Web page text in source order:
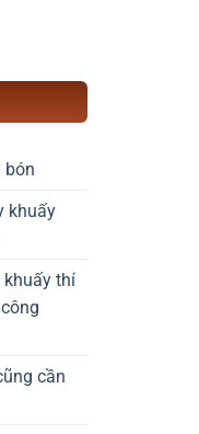
bón
khuấy
thí
cần